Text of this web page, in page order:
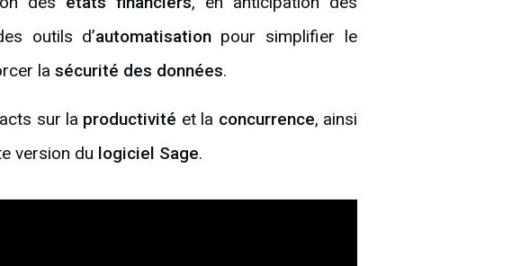
outils d’automatisationpour simplifier le
la sécurité des données.
sur la productivité et la concurrence, ainsi
version du logiciel Sage.